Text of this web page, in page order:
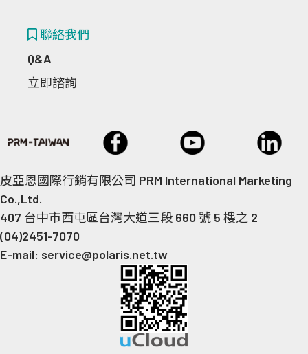
聯絡我們
Q&A
立即諮詢
皮亞恩國際行銷有限公司 PRM International Marketing
Co.,Ltd.
407 台中市西屯區台灣大道三段 660 號 5 樓之 2
(04)2451-7070
E-mail: service@polaris.net.tw